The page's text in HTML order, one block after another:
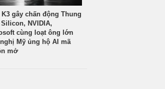
K3 gây chấn động Thung
Silicon, NVIDIA,
cùng loạt ông lớn
Mỹ ủng hộ AI mã
mở